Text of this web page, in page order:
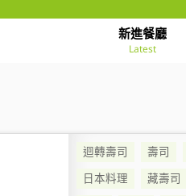
新進餐廳
Latest
迴轉壽司 壽司
日本料理
藏壽司